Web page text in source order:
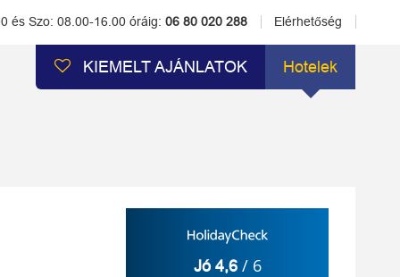
és Szo: 08.00-16.00 óráig: 06 80 020 288 Elérhetőség
KIEMELT AJÁNLATOK Hotelek
Jó 4,6 / 6